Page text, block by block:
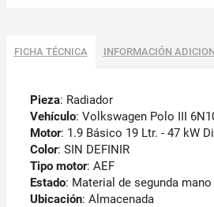
FICHA TÉCNICA INFORMACIÓN
Pieza: Radiador
Vehículo: Volkswagen Polo III
Motor: 1.9 Básico 19 Ltr. - 47 kW
Color: SIN DEFINIR
Tipo motor: AEF
Estado: Material de segunda mano
Ubicación: Almacenada